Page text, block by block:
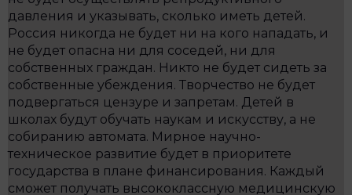
давления и указывать, сколько иметь детей.
Россия никогда не будет ни на кого нападать, и
не будет опасна ни для соседей, ни для
собственных граждан. Никто не будет сидеть за
собственные убеждения. Творчество не будет
подвергаться цензуре и запретам. Детей в
школах будут обучать наукам и искусству, а не
собиранию автомата. Мирное научно-
техническое развитие будет в приоритете
государства в плане финансирования. Каждый
сможет получать высококлассную медицинскую